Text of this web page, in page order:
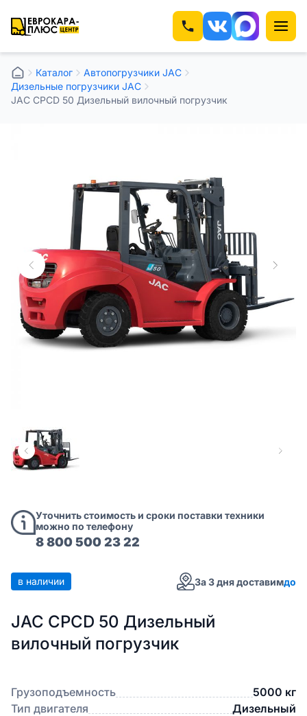
Каталог
Автопогрузчики JAC
Дизельные погрузчики JAC
JAC CPCD 50 Дизельный вилочный погрузчик
Уточнить стоимость и сроки поставки техники
можно по телефону
8 800 500 23 22
в наличии За 3 дня доставимдо
JAC CPCD 50 Дизельный
вилочный погрузчик
Грузоподъемность
5000 кг
Тип двигателя
Дизельный